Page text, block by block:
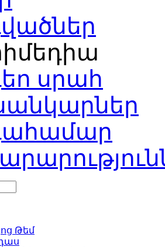
սրահ
Թեմ